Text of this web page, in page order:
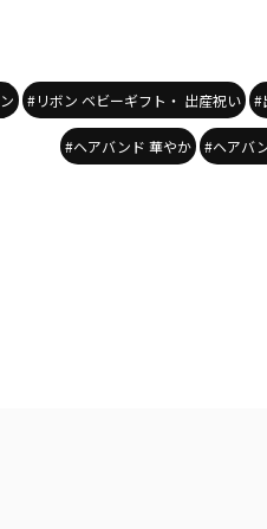
#リボン ベビーギフト・ 出産祝い #
#ヘアバンド 華やか #ヘアバ